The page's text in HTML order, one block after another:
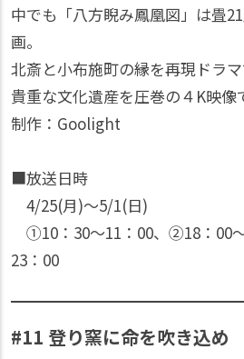
中でも「八方睨み鳳凰図」は畳
画。
北斎と小布施町の縁を再現ドラマ
貴重な文化遺産を圧巻の４K映像
制作：Goolight
■放送日時
4/25(月)〜5/1(日)
①10：30〜11：00、②18：00
23：00
#11 登り窯に命を吹き込め